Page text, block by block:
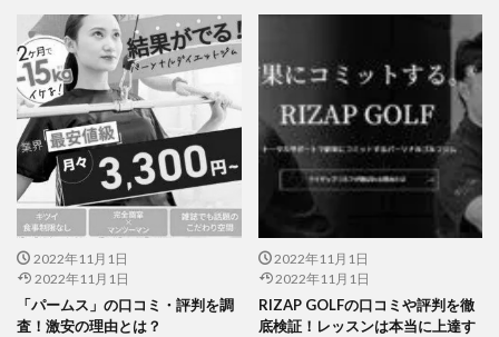
2022年11月1日
2022年11月1日
「パームス」の口コミ・評判を調
査！激安の理由とは？
2022年11月1日
2022年11月1日
RIZAP GOLFの口コミや評判を徹
底検証！レッスンは本当に上達す